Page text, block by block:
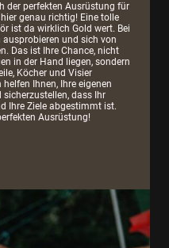
der perfekten Ausrüstung für
genau richtig! Eine tolle
ist da wirklich Gold wert. Bei
ausprobieren und sich von
Das ist Ihre Chance, nicht
in der Hand liegen, sondern
Köcher und Visier
Ihnen, Ihre eigenen
sicherzustellen, dass Ihr
Ihre Ziele abgestimmt ist.
Ausrüstung!